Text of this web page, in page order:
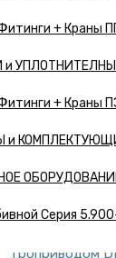
+ Краны
и
+ Краны
и
Серия
GG20/
3535р.